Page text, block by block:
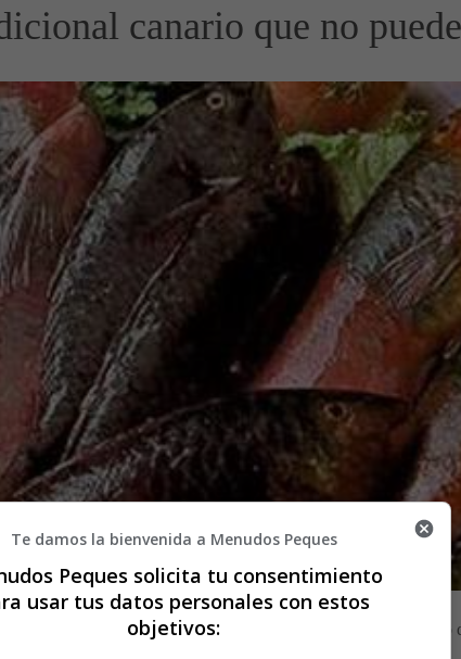
canario que no
la gastronomía canaria. Se trata de una preparación de
te explicamos cómo preparar esta deliciosa receta.
Te damos la bienvenida a Menudos Peques
Peques solicita tu consentimiento
usar tus datos personales con estos
objetivos: